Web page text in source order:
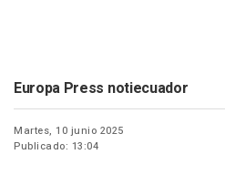
Europa Press notiecuador
Martes, 10 junio 2025
Publicado: 13:04